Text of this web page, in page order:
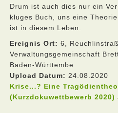
Drum ist auch dies nur ein
kluges Buch, uns eine
ist in diesem Leben.
Ereignis Ort: 6,
Verwaltungsgemeinschaft
Baden-Württembe
Upload Datum: 24.08.2020
Krise...? Eine
(Kurzdokuwettbewerb 2020)